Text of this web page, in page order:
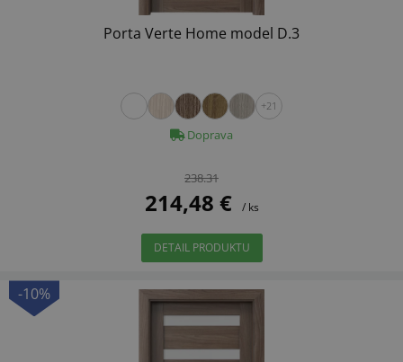
Porta Verte Home model D.3
+21
Doprava
238.31
214,48 € / ks
DETAIL PRODUKTU
-10%